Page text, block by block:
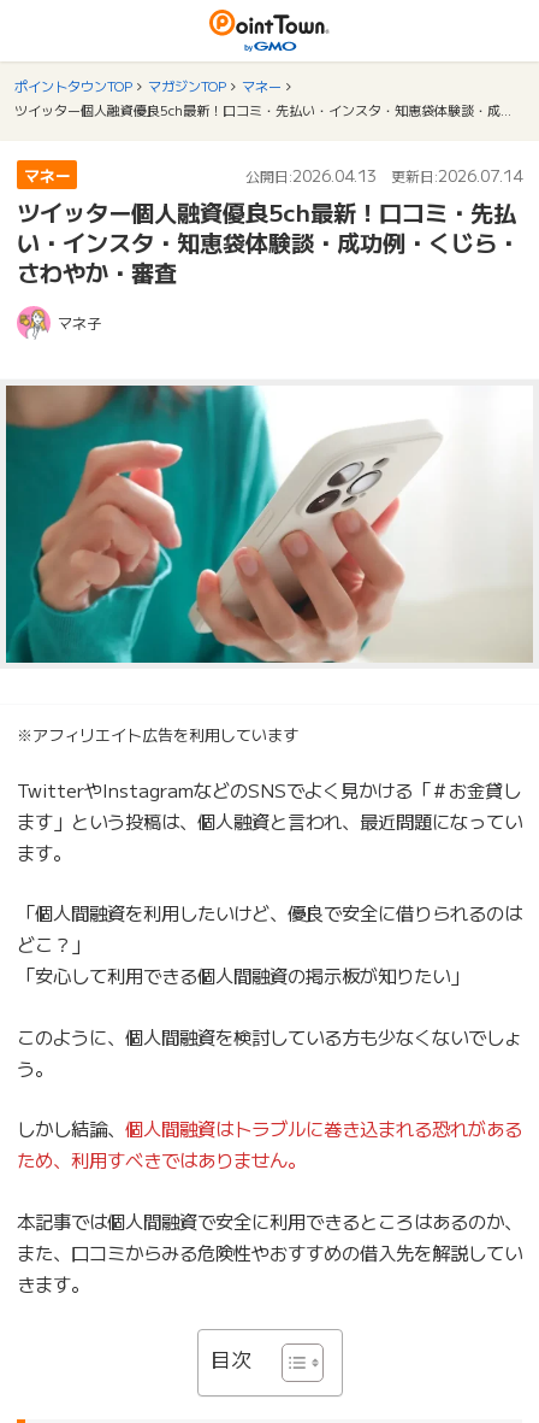
ポイントタウンTOP マガジンTOP
マネー
マネー 公開日:2026.04.13 更新日:2026.07.14
ツイッター個人融資優良5ch最新！口コミ・先払
い・インスタ・知恵袋体験談・成功例・くじら・
さわやか・審査
マネ子
※アフィリエイト広告を利用しています
TwitterやInstagramなどのSNSでよく見かける「＃お金貸し
ます」という投稿は、個人融資と言われ、最近問題になってい
ます。
「個人間融資を利用したいけど、優良で安全に借りられるのは
どこ？」
「安心して利用できる個人間融資の掲示板が知りたい」
このように、個人間融資を検討している方も少なくないでしょ
う。
しかし結論、 個人間融資はトラブルに巻き込まれる恐れがある
ため、利用すべきではありません。
本記事では個人間融資で安全に利用できるところはあるのか、
また、口コミからみる危険性やおすすめの借入先を解説してい
きます。
目次